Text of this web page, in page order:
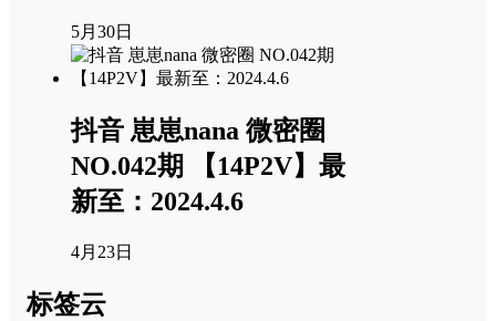
5月30日
抖音 崽崽nana 微密圈
NO.042期 【14P2V】最
新至：2024.4.6
4月23日
标签云